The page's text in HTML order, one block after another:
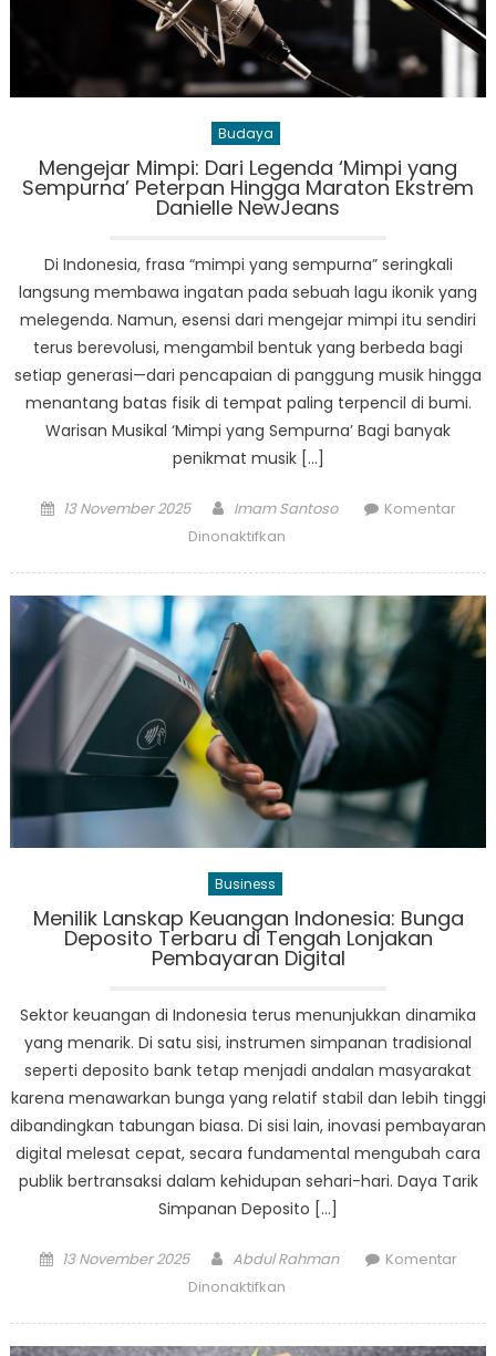
Hingga
Deviled
Eggs
Klasik
Budaya
Mengejar Mimpi: Dari Legenda ‘Mimpi yang
Sempurna’ Peterpan Hingga Maraton Ekstrem
Danielle NewJeans
Di Indonesia, frasa “mimpi yang sempurna” seringkali
langsung membawa ingatan pada sebuah lagu ikonik yang
melegenda. Namun, esensi dari mengejar mimpi itu sendiri
terus berevolusi, mengambil bentuk yang berbeda bagi
setiap generasi—dari pencapaian di panggung musik hingga
menantang batas fisik di tempat paling terpencil di bumi.
Warisan Musikal ‘Mimpi yang Sempurna’ Bagi banyak
penikmat musik […]
Posted
13 November 2025 Author
Imam Santoso
Komentar
Dinonaktifkan
Dari
Legenda
‘Mimpi
yang
Sempurna’
Peterpan
Hingga
Maraton
Ekstrem
Business
Menilik Lanskap Keuangan Indonesia: Bunga
Deposito Terbaru di Tengah Lonjakan
Pembayaran Digital
Sektor keuangan di Indonesia terus menunjukkan dinamika
yang menarik. Di satu sisi, instrumen simpanan tradisional
seperti deposito bank tetap menjadi andalan masyarakat
karena menawarkan bunga yang relatif stabil dan lebih tinggi
dibandingkan tabungan biasa. Di sisi lain, inovasi pembayaran
digital melesat cepat, secara fundamental mengubah cara
publik bertransaksi dalam kehidupan sehari-hari. Daya Tarik
Simpanan Deposito […]
Posted
13 November 2025 Author
Abdul Rahman
Komentar
Dinonaktifkan